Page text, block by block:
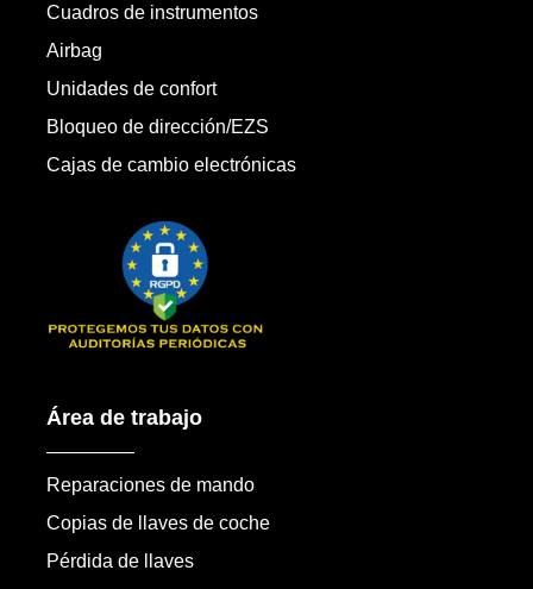
Cuadros de instrumentos
Airbag
Unidades de confort
Bloqueo de dirección/EZS
Cajas de cambio electrónicas
Área de trabajo
Reparaciones de mando
Copias de llaves de coche
Pérdida de llaves